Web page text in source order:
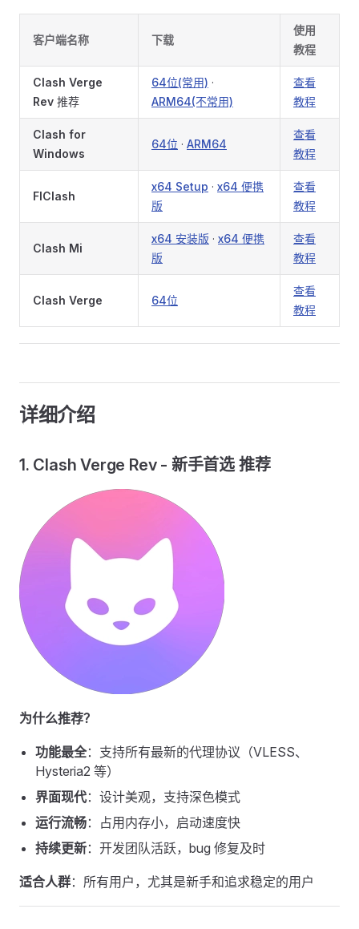
客户端名称 下载
使用
教程
Clash Verge
Rev 推荐
64位(常用) ·
ARM64(不常用)
查看
教程
Clash for
Windows
64位 · ARM64
查看
教程
FlClash
x64 Setup · x64 便携
版
查看
教程
Clash Mi
x64 安装版 · x64 便携
版
查看
教程
Clash Verge 64位
查看
教程
详细介绍
1. Clash Verge Rev - 新手首选 推荐
为什么推荐？
功能最全：支持所有最新的代理协议（VLESS、
Hysteria2 等）
界面现代：设计美观，支持深色模式
运行流畅：占用内存小，启动速度快
持续更新：开发团队活跃，bug 修复及时
适合人群：所有用户，尤其是新手和追求稳定的用户